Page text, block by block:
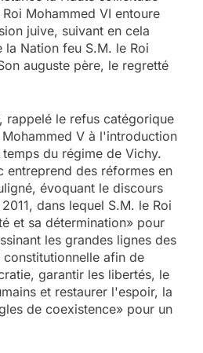
Mohammed VI entoure
juive, suivant en cela
Nation feu S.M. le Roi
auguste père, le regretté
rappelé le refus catégorique
V à l'introduction
du régime de Vichy.
entreprend des réformes en
évoquant le discours
dans lequel S.M. le Roi
et sa détermination» pour
les grandes lignes des
afin de
garantir les libertés, le
et restaurer l'espoir, la
de coexistence» pour un